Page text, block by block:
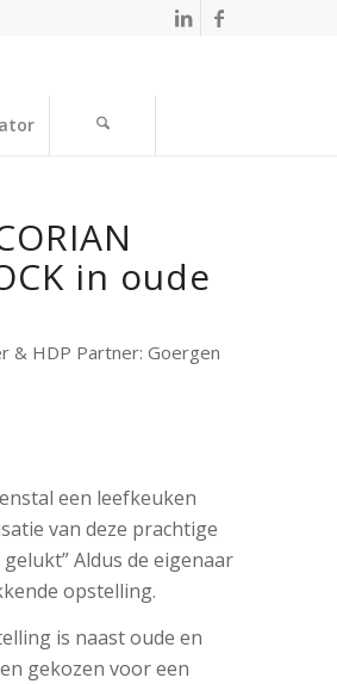
in oude
& HDP Partner: Goergen
een leefkeuken
van deze prachtige
Aldus de eigenaar
opstelling.
is naast oude en
gekozen voor een